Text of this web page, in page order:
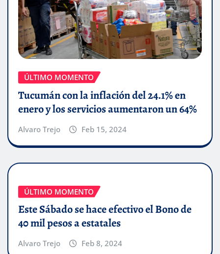
ÚLTIMO MOMENTO
Tucumán con la inflación del 24.1% en
enero y los servicios aumentaron un 64%
Alvaro Trejo Feb 15, 2024
ÚLTIMO MOMENTO
Este Sábado se hace efectivo el Bono de
40 mil pesos a estatales
Alvaro Trejo Feb 8, 2024